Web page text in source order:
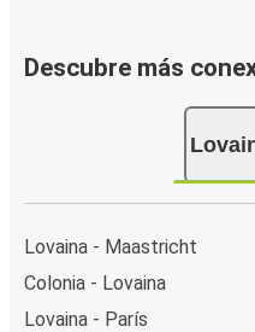
Descubre más
Lovaina - Maastricht
Colonia - Lovaina
Lovaina - París